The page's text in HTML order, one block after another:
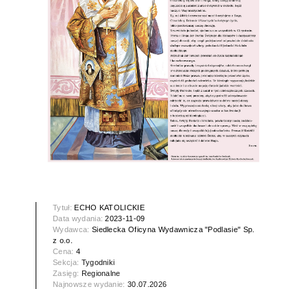
Tytuł:ECHO KATOLICKIE
Data wydania:2023-11-09
Wydawca: Siedlecka Oficyna Wydawnicza "Podlasie" Sp.
z o.o.
Cena: 4
Sekcja: Tygodniki
Zasięg: Regionalne
Najnowsze wydanie:30.07.2026